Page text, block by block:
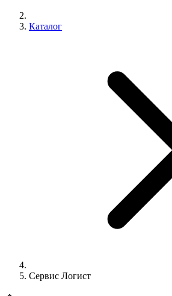
Каталог
Сервис Логист